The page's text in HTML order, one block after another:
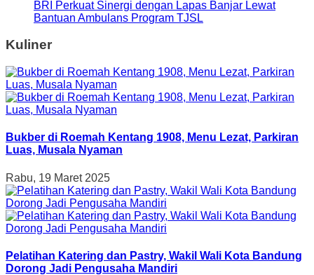
BRI Perkuat Sinergi dengan Lapas Banjar Lewat
Bantuan Ambulans Program TJSL
Kuliner
Bukber di Roemah Kentang 1908, Menu Lezat, Parkiran
Luas, Musala Nyaman
Rabu, 19 Maret 2025
Pelatihan Katering dan Pastry, Wakil Wali Kota Bandung
Dorong Jadi Pengusaha Mandiri